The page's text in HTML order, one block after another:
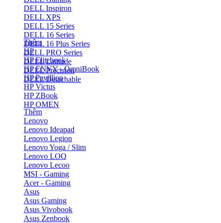
DELL Inspiron
DELL XPS
DELL 15 Series
DELL 16 Series
DELL 16 Plus Series
DELL PRO Series
DELL Latitude
DELL Precision
DELL Detachable
Thêm
HP
HP Elitebook
HP ENVY - OmniBook
HP Pavillion
HP Victus
HP ZBook
HP OMEN
Thêm
Lenovo
Lenovo Ideapad
Lenovo Legion
Lenovo Yoga / Slim
Lenovo LOQ
Lenovo Lecoo
MSI - Gaming
Acer - Gaming
Asus
Asus Gaming
Asus Vivobook
Asus Zenbook